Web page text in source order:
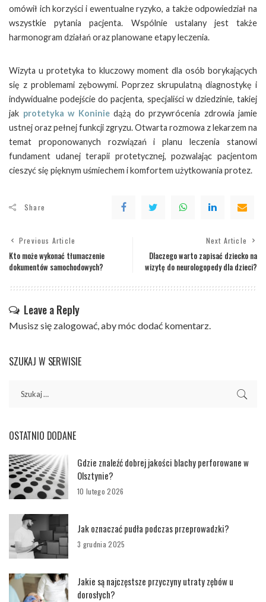
omówił ich korzyści i ewentualne ryzyko, a także odpowiedział na
wszystkie pytania pacjenta. Wspólnie ustalany jest także
harmonogram działań oraz planowane etapy leczenia.
Wizyta u protetyka to kluczowy moment dla osób borykających
się z problemami zębowymi. Poprzez skrupulatną diagnostykę i
indywidualne podejście do pacjenta, specjaliści w dziedzinie, takiej
jak protetyka w Koniniedążą do przywrócenia zdrowia jamie
ustnej oraz pełnej funkcji zgryzu. Otwarta rozmowa z lekarzem na
temat proponowanych rozwiązań i planu leczenia stanowi
fundament udanej terapii protetycznej, pozwalając pacjentom
cieszyć się pięknym uśmiechem i komfortem użytkowania protez.
Share
Previous Article
Kto może wykonać tłumaczenie
dokumentów samochodowych?
Next Article
Dlaczego warto zapisać dziecko na
wizytę do neurologopedy dla dzieci?
Leave a Reply
Musisz się zalogować , aby móc dodać komentarz.
SZUKAJ W SERWISIE
OSTATNIO DODANE
Gdzie znaleźć dobrej jakości blachy perforowane w
Olsztynie?
10 lutego 2026
Jak oznaczać pudła podczas przeprowadzki?
3 grudnia 2025
Jakie są najczęstsze przyczyny utraty zębów u
dorosłych?